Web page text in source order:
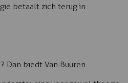
betaalt zich terug in
Dan biedt Van Buuren